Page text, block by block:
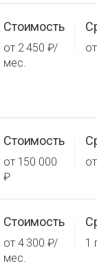
Стоимость
от 2 450 ₽/
мес.
Стоимость
от 150 000
₽
Стоимость
от 4 300 ₽/
мес.
1